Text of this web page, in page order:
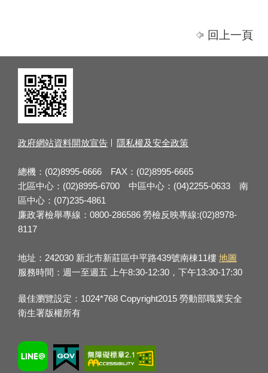
回上一頁
政府網站資料開放宣告 隱私權及安全政策
總機：(02)8995-6666 FAX：(02)8995-6665
北區中心：(02)8995-6700 中區中心：(04)2255-0633 南
區中心：(07)235-4861
廉政署檢舉專線：0800-286586 勞檢反映專線:(02)8978-
8117
地址：242030 新北市新莊區中平路439號南棟11樓 地圖
服務時間：週一至週五 上午8:30-12:30，下午13:30-17:30
最佳瀏覽設定：1024*768 Copyright2015 勞動部職業安全
衛生署版權所有